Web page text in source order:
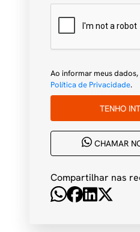
Ao informar meus
Política de Privacidade.
CHAMAR
Compartilhar nas